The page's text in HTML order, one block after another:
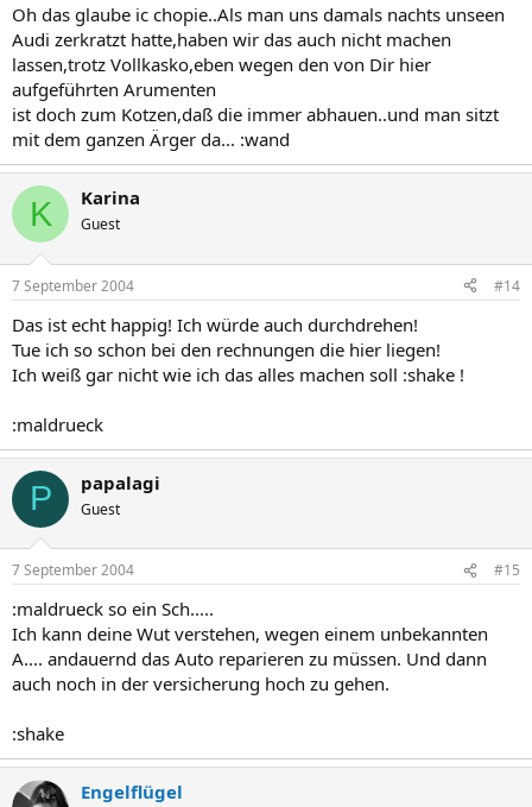
Oh das glaube ic chopie..Als man uns damals nachts unseen
Audi zerkratzt hatte,haben wir das auch nicht machen
lassen,trotz Vollkasko,eben wegen den von Dir hier
aufgeführten Arumenten
ist doch zum Kotzen,daß die immer abhauen..und man sitzt
mit dem ganzen Ärger da... :wand
K Karina
Guest
7 September 2004 #14
Das ist echt happig! Ich würde auch durchdrehen!
Tue ich so schon bei den rechnungen die hier liegen!
Ich weiß gar nicht wie ich das alles machen soll :shake !
:maldrueck
P papalagi
Guest
7 September 2004 #15
:maldrueck so ein Sch.....
Ich kann deine Wut verstehen, wegen einem unbekannten
A.... andauernd das Auto reparieren zu müssen. Und dann
auch noch in der versicherung hoch zu gehen.
:shake
Engelflügel